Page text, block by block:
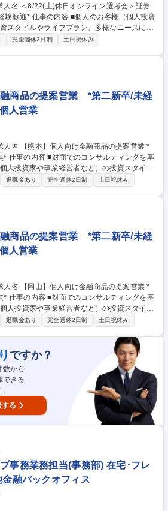
客様（個人投資
スタイルやライフプラン、多様なニーズにあ
用のための金融商品・ソリューションの提案
考は1時間程度を想定しています） ※具体的
ご調整させていただきます。お時間幅広く確
※上記日時でご都合あわない場合は、平日での
*
完全週休2日制 土日祝休み
融商品の提案営業 *第二新卒/未経
人営業
基
人投資家や事業経営者など）の投資スタイル
ズにあわせた、最適な資産形成・運用のため
、資産形成のご提案に留まらず、専門部署と
、不動産管理など多様なソリューションの提
由な商品組成や提案ができるため、お客さま
できることも当社ならではのやりがいを感じ
の提案
勤無*
退職金あり 完全週休2日制 土日祝休み
融商品の提案営業 *第二新卒/未経
人営業
基
人投資家や事業経営者など）の投資スタイル
ズにあわせた、最適な資産形成・運用のため
わたります。近年は事業経営者のお客さまへ
、資産形成のご提案に留まらず、専門部署と
、不動産管理など多様なソリューションの提
由な商品組成や提案ができるため、お客さま
できることも当社ならではのやりがいを感じ
品の提案
勤無*
退職金あり 完全週休2日制 土日祝休み
ですか？
数から
できる
る
事務業務担当(事務部) 在宅･フレ
融バックオフィス